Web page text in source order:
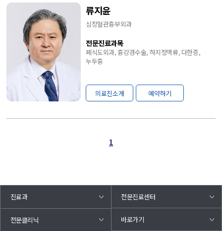
류지윤
심장혈관흉부외과
전문진료과목
폐식도외과, 흉강경수술, 하지정맥류, 다한증,
누두흉
의료진소개 예약하기
1
진료과 전문진료센터
전문클리닉 바로가기